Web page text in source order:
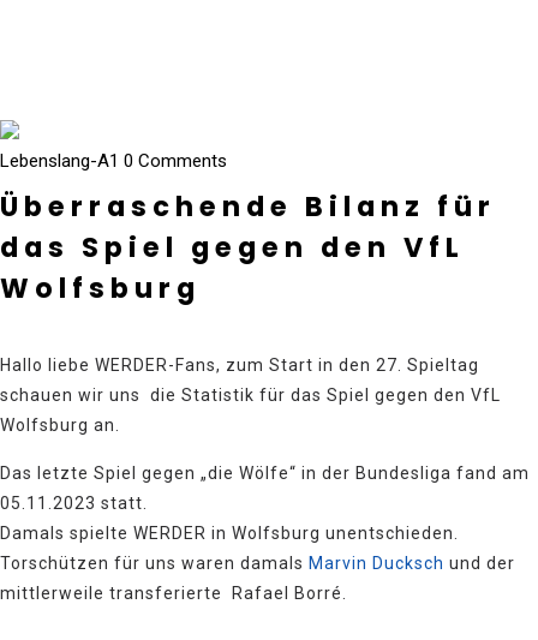
Lebenslang-A1 0 Comments
Überraschende Bilanz für
das Spiel gegen den VfL
Wolfsburg
Hallo liebe WERDER-Fans, zum Start in den 27. Spieltag
schauen wir uns die Statistik für das Spiel gegen den VfL
Wolfsburg an.
Das letzte Spiel gegen „die Wölfe“ in der Bundesliga fand am
05.11.2023 statt.
Damals spielte WERDER in Wolfsburg unentschieden.
Torschützen für uns waren damals Marvin Ducksch und der
mittlerweile transferierte Rafael Borré.